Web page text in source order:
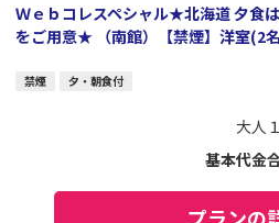
Ｗｅｂコレスペシャル★北海道 夕食
をご用意★ （南館）【禁煙】洋室(2
禁煙 夕・朝食付
大人
基本代金
プランの